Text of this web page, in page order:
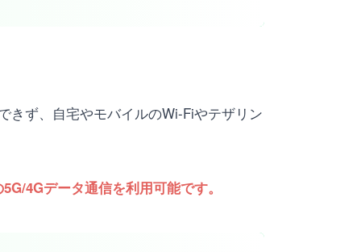
きず、自宅やモバイルのWi-Fiやテザリン
4Gデータ通信を利用可能です。